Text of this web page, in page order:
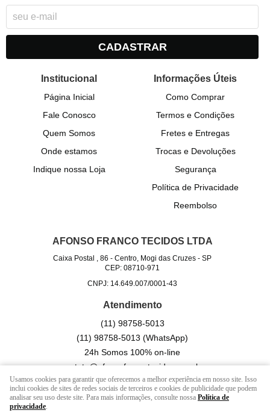
CADASTRAR
Institucional
Página Inicial
Fale Conosco
Quem Somos
Onde estamos
Indique nossa Loja
Informações Úteis
Como Comprar
Termos e Condições
Fretes e Entregas
Trocas e Devoluções
Segurança
Política de Privacidade
Reembolso
AFONSO FRANCO TECIDOS LTDA
Caixa Postal , 86 -Centro, Mogi das Cruzes -SP
CEP: 08710-971
CNPJ: 14.649.007/0001-43
Atendimento
(11) 98758-5013
(11) 98758-5013(WhatsApp)
24h Somos 100% on-line
contato@afonsofrancotecidos.com.br
LOJA VIRTUAL CRIADA POR
Usamos cookies para garantir que oferecemos a melhor experiência em nosso site. Isso
inclui cookies de sites de redes sociais de terceiros e cookies de publicidade que podem
analisar seu uso deste site. Para mais informações, consulte nossa Política de
privacidade.